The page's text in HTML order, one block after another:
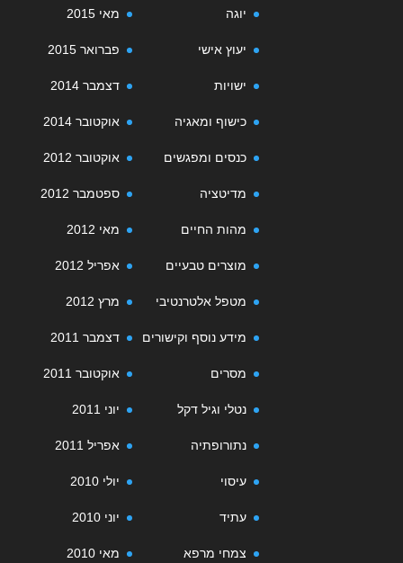
מאי 2015
פברואר 2015
דצמבר 2014
אוקטובר 2014
אוקטובר 2012
ספטמבר 2012
מאי 2012
אפריל 2012
מרץ 2012
דצמבר 2011
אוקטובר 2011
יוני 2011
אפריל 2011
יולי 2010
יוני 2010
מאי 2010
יוגה
יעוץ אישי
ישויות
כישוף ומאגיה
כנסים ומפגשים
מדיטציה
מהות החיים
מוצרים טבעיים
מטפל אלטרנטיבי
מידע נוסף וקישורים
מסרים
נטלי וגיל דקל
נתורופתיה
עיסוי
עתיד
צמחי מרפא